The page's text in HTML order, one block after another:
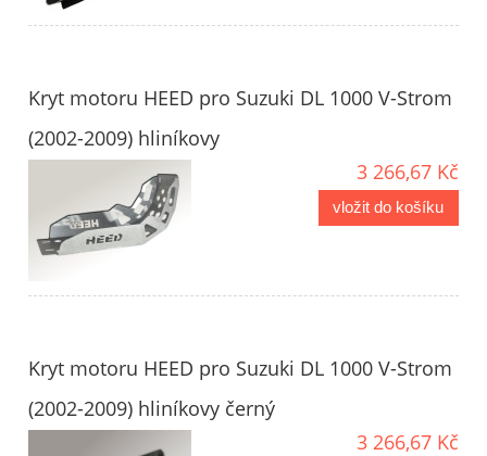
Kryt motoru HEED pro Suzuki DL 1000 V-Strom
(2002-2009) hliníkovy
3 266,67 Kč
vložit do košíku
Kryt motoru HEED pro Suzuki DL 1000 V-Strom
(2002-2009) hliníkovy černý
3 266,67 Kč